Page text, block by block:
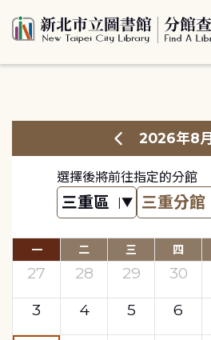
2026年8月
選擇後將前往指定的分館
一 二 三 四
27 28 29 30
3
4 5 6